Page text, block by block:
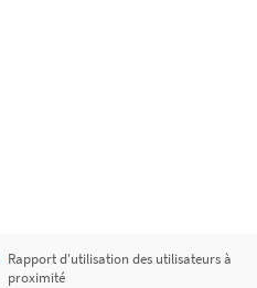
Rapport d'utilisation des utilisateurs à
proximité